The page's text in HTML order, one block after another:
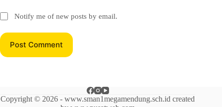
Notify me of new posts by email.
Post Comment
Copyright © 2026 - www.sman1megamendung.sch.id created